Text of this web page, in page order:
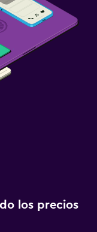
los precios